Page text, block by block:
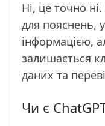
Ні, це точно
для пояснень,
інформацією,
залишається
даних та
Чи є